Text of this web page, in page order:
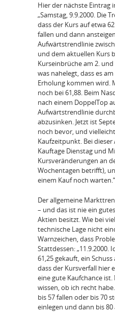
Hier der nächste Eintrag
„Samstag, 9.9.2000. Die
dass der Kurs auf etwa
fallen und dann
Aufwärtstrendlinie
und dem aktuellen Kurs
Kurseinbrüche am 2.
was nahelegt, dass es
Erholung kommen wird.
noch bei 61,88. Beim
nach einem DoppelTop
Aufwärtstrendlinie
abzusinken. Jetzt ist
noch bevor, und
Kaufzeitpunkt. Bei
Kauftage Dienstag und
Kursveränderungen an
Wochentagen betrifft),
einem Kauf noch warten.“
Der allgemeine
– und das ist nie ein
Aktien besitzt. Wie bei
technische Lage nicht
Warnzeichen, dass
Stattdessen: „11.9.2000.
61,25 gekauft, ein
dass der Kursverfall hier
eine gute Kaufchance
wissen, ob ich recht
bis 57 fallen oder bis 70
einlegen und dann bis 80